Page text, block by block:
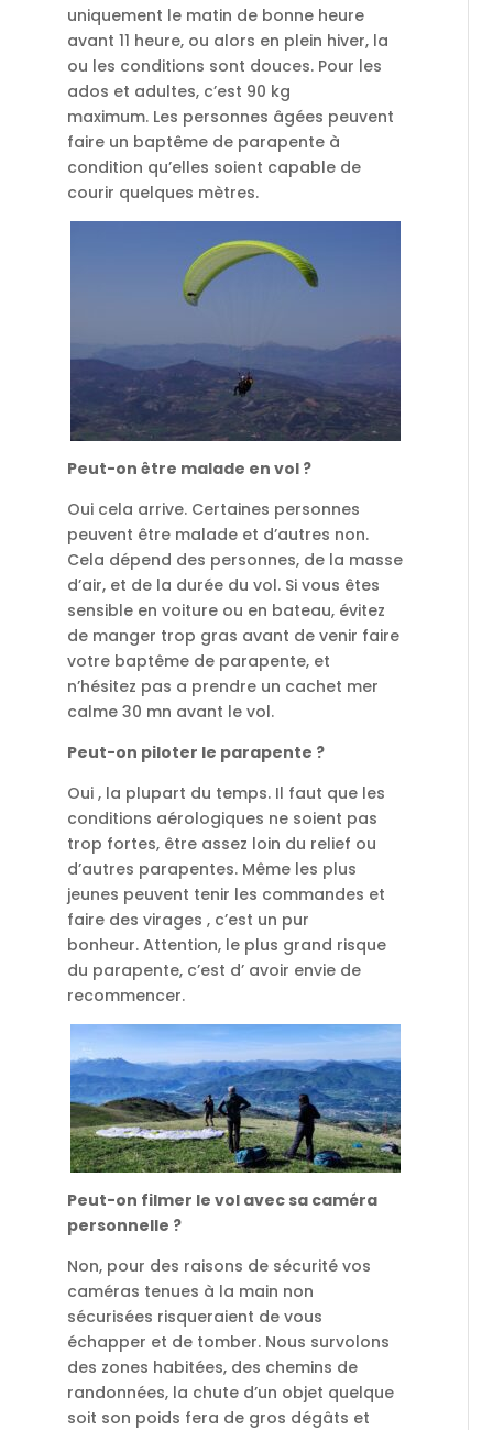
uniquement le matin de bonne heure
avant 11 heure, ou alors en plein hiver, la
ou les conditions sont douces. Pour les
ados et adultes, c’est 90 kg
maximum. Les personnes âgées peuvent
faire un baptême de parapente à
condition qu’elles soient capable de
courir quelques mètres.
Peut-on être malade en vol ?
Oui cela arrive. Certaines personnes
peuvent être malade et d’autres non.
Cela dépend des personnes, de la masse
d’air, et de la durée du vol. Si vous êtes
sensible en voiture ou en bateau, évitez
de manger trop gras avant de venir faire
votre baptême de parapente, et
n’hésitez pas a prendre un cachet mer
calme 30 mn avant le vol.
Peut-on piloter le parapente ?
Oui , la plupart du temps. Il faut que les
conditions aérologiques ne soient pas
trop fortes, être assez loin du relief ou
d’autres parapentes. Même les plus
jeunes peuvent tenir les commandes et
faire des virages , c’est un pur
bonheur. Attention, le plus grand risque
du parapente, c’est d’ avoir envie de
recommencer.
Peut-on filmer le vol avec sa caméra
personnelle ?
Non, pour des raisons de sécurité vos
caméras tenues à la main non
sécurisées risqueraient de vous
échapper et de tomber. Nous survolons
des zones habitées, des chemins de
randonnées, la chute d’un objet quelque
soit son poids fera de gros dégâts et